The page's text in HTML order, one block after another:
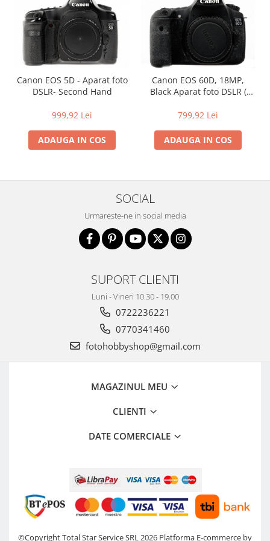
Blitz-uri studio
Blitz-uri mobile, cu acumulatori
Softbox-uri
Accesorii Blitz-uri studio
Lampi lumina continua
Cleme blitz fasung lumina, spigoti
Fundaluri
Corturi si mese pt. fotografia de
Declansatoare Radio si Infrarosu
Becuri si lampa blitz studio
Suruburi si piulite, adaptoare de
Imprimante si Consumabile
Cartuse si cerneluri
Filme foto si scanere film
Aparate foto unica folosinta
Filme instant FUJI INSTAX
Chimicale developare film alb-
Canon EOS 5D - Aparat foto
DSLR- Second Hand
999,92 Lei
ADAUGA IN COS
Canon EOS 60D, 18MP,
Black Aparat foto DSLR (
799,92 Lei
ADAUGA IN COS
SOCIAL
Urmareste-ne in social media
SUPORT CLIENTI
Luni - Vineri 10.30 - 19.00
0722236221
0770341460
fotohobbyshop@gmail.com
MAGAZINUL MEU
CLIENTI
DATE COMERCIALE
©Copyright Total Star Service SRL 2026 Platforma E-commerce by